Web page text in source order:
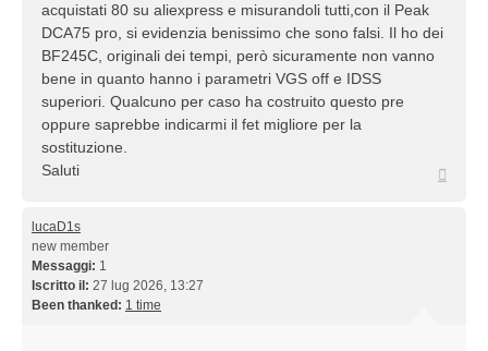
acquistati 80 su aliexpress e misurandoli tutti,con il Peak
DCA75 pro, si evidenzia benissimo che sono falsi. Il ho dei
BF245C, originali dei tempi, però sicuramente non vanno
bene in quanto hanno i parametri VGS off e IDSS
superiori. Qualcuno per caso ha costruito questo pre
oppure saprebbe indicarmi il fet migliore per la
sostituzione.
Saluti
lucaD1s
new member
Messaggi: 1
Iscritto il: 27 lug 2026, 13:27
Been thanked: 1 time